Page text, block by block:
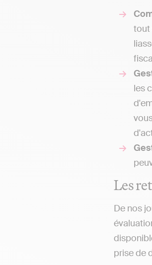
tout
les
Les
De nos
prise de